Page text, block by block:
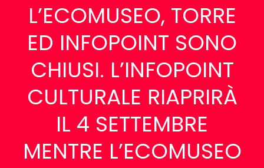
L’ECOMUSEO, TORRE
ED INFOPOINT SONO
CHIUSI. L’INFOPOINT
CULTURALE RIAPRIRÀ
IL 4 SETTEMBRE
MENTRE L’ECOMUSEO